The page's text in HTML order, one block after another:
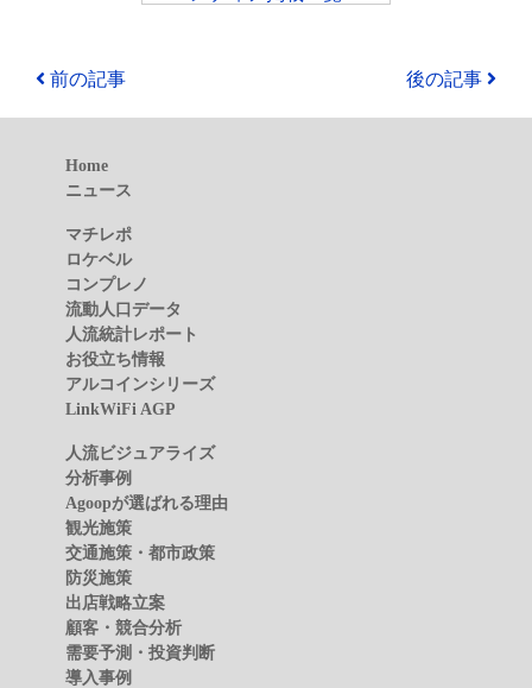
前の記事 後の記事
Home
ニュース
マチレポ
ロケベル
コンプレノ
流動人口データ
人流統計レポート
お役立ち情報
アルコインシリーズ
LinkWiFi AGP
人流ビジュアライズ
分析事例
Agoopが選ばれる理由
観光施策
交通施策・都市政策
防災施策
出店戦略立案
顧客・競合分析
需要予測・投資判断
導入事例